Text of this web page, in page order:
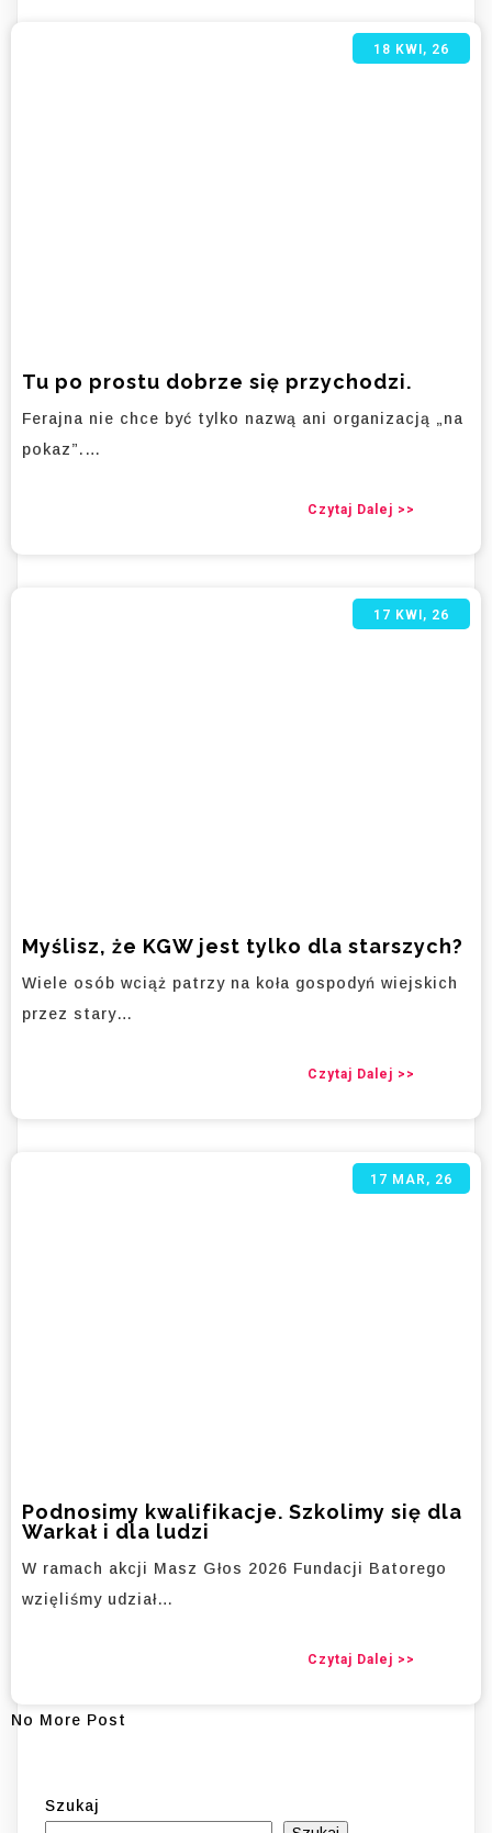
Tu po prostu dobrze się przychodzi.
18 KWI, 26
Ferajna nie chce być tylko nazwą ani organizacją „na
pokaz”.…
Czytaj Dalej >>
Myślisz, że KGW jest tylko dla starszych?
17 KWI, 26
Wiele osób wciąż patrzy na koła gospodyń wiejskich
przez stary…
Czytaj Dalej >>
Podnosimy kwalifikacje. Szkolimy się dla
Warkał i dla ludzi
17 MAR, 26
W ramach akcji Masz Głos 2026 Fundacji Batorego
wzięliśmy udział…
Czytaj Dalej >>
No More Post
Szukaj